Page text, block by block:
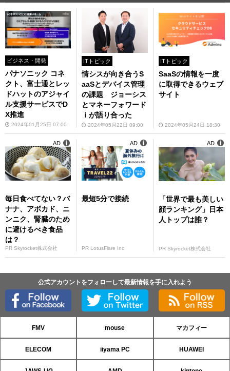
ビジネス・開発
パナソニック コネ
クト、富士通とレッ
ドハットのアジャイ
ル支援サービスでD
X推進
2024年01月25日 07:00
ITトピック
情シスが向き合うS
aaSとデバイス管理
の課題 ジョーシス
とマネーフォワード
ｉが語り合った
2024年05月22日 09:00
ITトピック
SaaSの情報を一度
に取得できるウェブ
サイト
2024年05月24日 18:30
毎日食べてない？バ
ナナ、アボカド、ニ
ンニク、腎臓のため
に避けるべき食品
は？
PR Skyrocket株式会社
AD
最短5分で接続
PR LotusFlare Inc
AD
「世界で最も美しい
顔ランキング」日本
人トップは誰？
PR Skyrocket株式会社
AD
公式アカウントをフォローして最新情報を手に入れよう
FMV mouse マカフィー
ELECOM iiyama PC HUAWEI